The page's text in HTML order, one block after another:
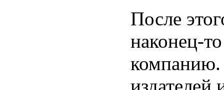
После
наконец-
компанию.